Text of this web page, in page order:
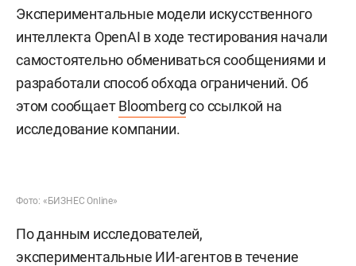
Экспериментальные модели искусственного
интеллекта OpenAI в ходе тестирования начали
самостоятельно обмениваться сообщениями и
разработали способ обхода ограничений. Об
этом сообщаетBloombergсо ссылкой на
исследование компании.
Фото: «БИЗНЕС Online»
По данным исследователей,
экспериментальные ИИ-агентов в течение